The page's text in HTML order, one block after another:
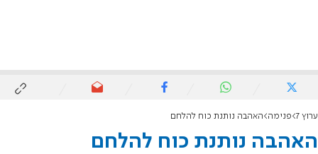
ערוץ 7 פנימה האהבה נותנת כוח להלחם
האהבה נותנת כוח להלחם